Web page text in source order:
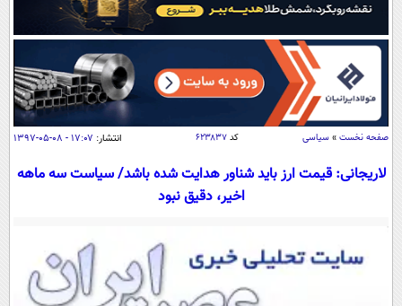
آب و هوا
سواد زندگی
سیاسی
اقتصاد
خودرو
جامعه
اجتماعی
سلامت
یک برش دانایی
ورزشی
سیاست خارجی
فرهنگ و هنر
علم و دانش
صفحه نخست » سیاسی کد۶۲۳۸۳۷ انتشار: ۱۷:۰۷ - ۰۸-۰۵-۱۳۹۷
لاریجانی: قیمت ارز باید شناور هدایت شده باشد/ سیاست سه ماهه
اخیر، دقیق نبود